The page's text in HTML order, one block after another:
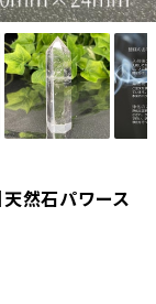
天然石パワース